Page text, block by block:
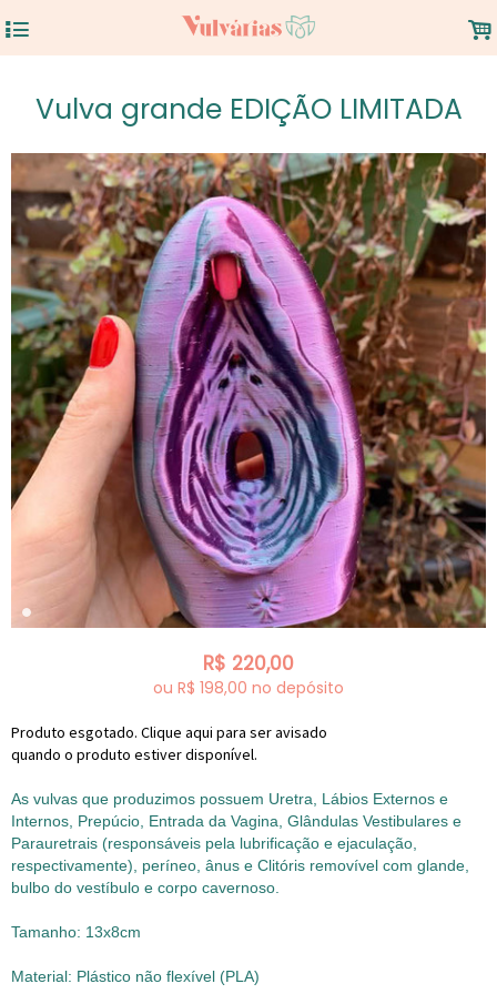
4 .
Vulva grande EDIÇÃO LIMITADA
R$ 220,00
ou R$ 198,00 no depósito
Produto esgotado. Clique aqui para ser avisado
quando o produto estiver disponível.
As vulvas que produzimos possuem Uretra, Lábios Externos e
Internos, Prepúcio, Entrada da Vagina, Glândulas Vestibulares e
Parauretrais (responsáveis pela lubrificação e ejaculação,
respectivamente), períneo, ânus e Clitóris removível com glande,
bulbo do vestíbulo e corpo cavernoso.
Tamanho: 13x8cm
Material: Plástico não flexível (PLA)